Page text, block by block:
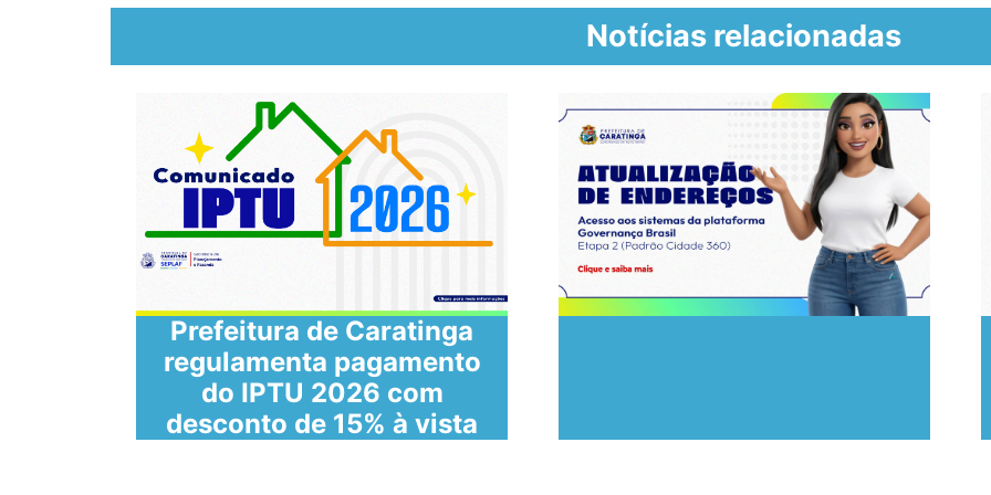
Notícias relacionadas
Prefeitura de Caratinga
regulamenta pagamento
do IPTU 2026 com
desconto de 15% à vista